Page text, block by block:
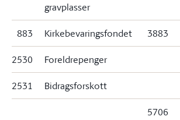
gravplasser
883 Kirkebevaringsfondet 3883
2530 Foreldrepenger
2531 Bidragsforskott
5706